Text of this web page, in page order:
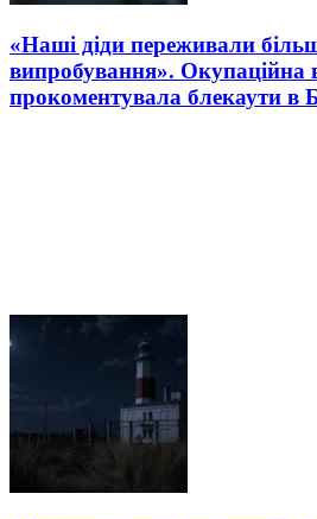
«Наші діди переживали
випробування». Окупаційна
прокоментувала блекаути в